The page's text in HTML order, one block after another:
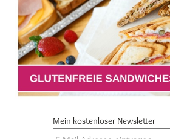
Mein kostenloser Newsletter